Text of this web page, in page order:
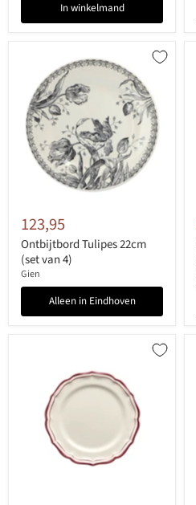
In winkelmand
123,95
Ontbijtbord Tulipes 22cm
(set van 4)
Gien
Alleen in Eindhoven